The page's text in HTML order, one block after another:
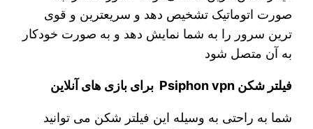
صورت اتوماتیک تشخیص دهد و سریعترین و قوی
ترین سرور را به شما نمایش دهد و به صورت خودکار
به آن متصل شود
فیلتر شکن Psiphon vpn برای بازی های آنلاین
شما به راحتی به وسیله این فیلتر شکن می توانید